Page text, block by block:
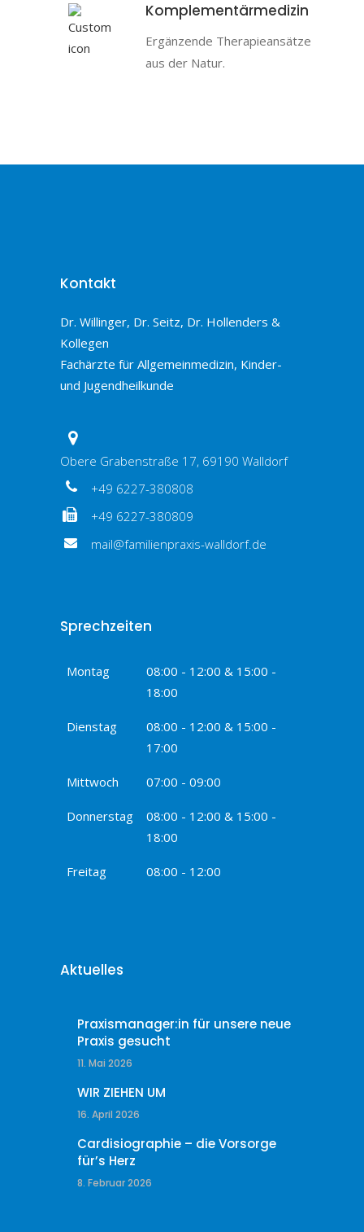
Komplementärmedizin
Ergänzende Therapieansätze
aus der Natur.
Kontakt
Dr. Willinger, Dr. Seitz, Dr. Hollenders &
Kollegen
Fachärzte für Allgemeinmedizin, Kinder-
und Jugendheilkunde
Obere Grabenstraße 17, 69190 Walldorf
+49 6227-380808
+49 6227-380809
mail@familienpraxis-walldorf.de
Sprechzeiten
Montag
08:00 - 12:00 & 15:00 -
18:00
Dienstag
08:00 - 12:00 & 15:00 -
17:00
Mittwoch 07:00 - 09:00
Donnerstag
08:00 - 12:00 & 15:00 -
18:00
Freitag 08:00 - 12:00
Aktuelles
Praxismanager:in für unsere neue
Praxis gesucht
11. Mai 2026
WIR ZIEHEN UM
16. April 2026
Cardisiographie – die Vorsorge
für’s Herz
8. Februar 2026